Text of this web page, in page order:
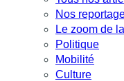
Nos
Le zoom de
Politique
Mobilité
Culture